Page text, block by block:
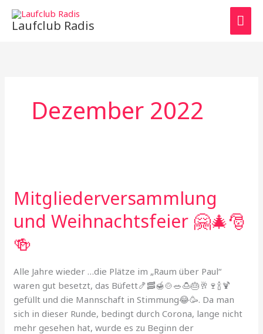
Zum
InhaltLaufclub Radis
Dezember 2022
Mitgliederversammlung
und Weihnachtsfeier 🤗🎄🎅
🍻
Alle Jahre wieder …die Plätze im „Raum über Paul“
waren gut besetzt, das Büfett🍤🥓🍯🍲🥗🍮🎂🥂🍷🍾🍹
gefüllt und die Mannschaft in Stimmung😂🥳. Da man
sich in dieser Runde, bedingt durch Corona, lange nicht
mehr gesehen hat, wurde es zu Beginn der